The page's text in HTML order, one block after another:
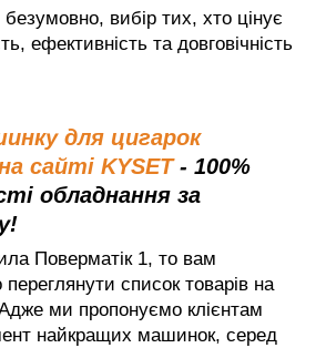
вибір тих, хто цінує
ефективність та довговічність
для цигарок
сайті KYSET- 100%
обладнання за
Поверматік 1, то вам
список товарів на
ми пропонуємо клієнтам
найкращих машинок, серед